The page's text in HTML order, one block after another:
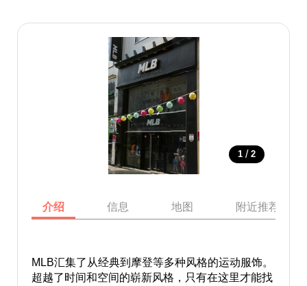
1 / 2
介绍 信息 地图 附近推荐景点
MLB汇集了从经典到摩登等多种风格的运动服饰。
超越了时间和空间的崭新风格，只有在这里才能找